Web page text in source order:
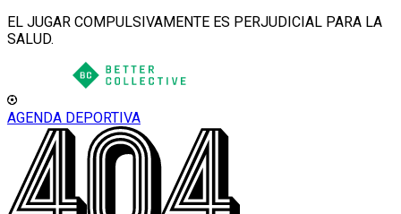
EL JUGAR COMPULSIVAMENTE ES PERJUDICIAL PARA LA
SALUD.
AGENDA DEPORTIVA